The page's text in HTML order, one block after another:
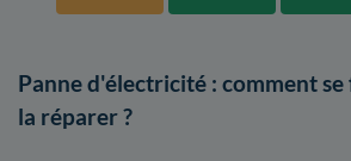
Panne d'électricité : comment
la réparer ?